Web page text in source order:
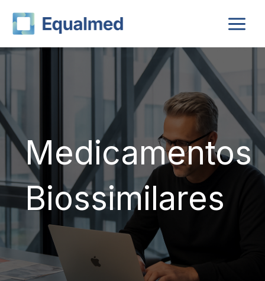
content
Medicamentos
Biossimilares